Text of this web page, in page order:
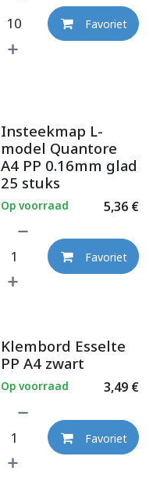
Favoriet
Insteekmap L-
model Quantore
A4 PP 0.16mm glad
25 stuks
5,36€
Op voorraad
Favoriet
Klembord Esselte
PP A4 zwart
3,49€
Op voorraad
Favoriet